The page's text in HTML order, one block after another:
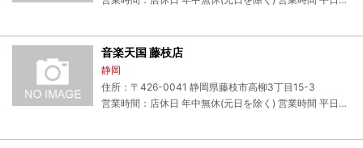
音楽天国 藤枝店
静岡
住所：〒426-0041 静岡県藤枝市高柳3丁目15-3
営業時間：店休日 年中無休(元日を除く) 営業時間 平日朝10時(土日9時)から深夜24時